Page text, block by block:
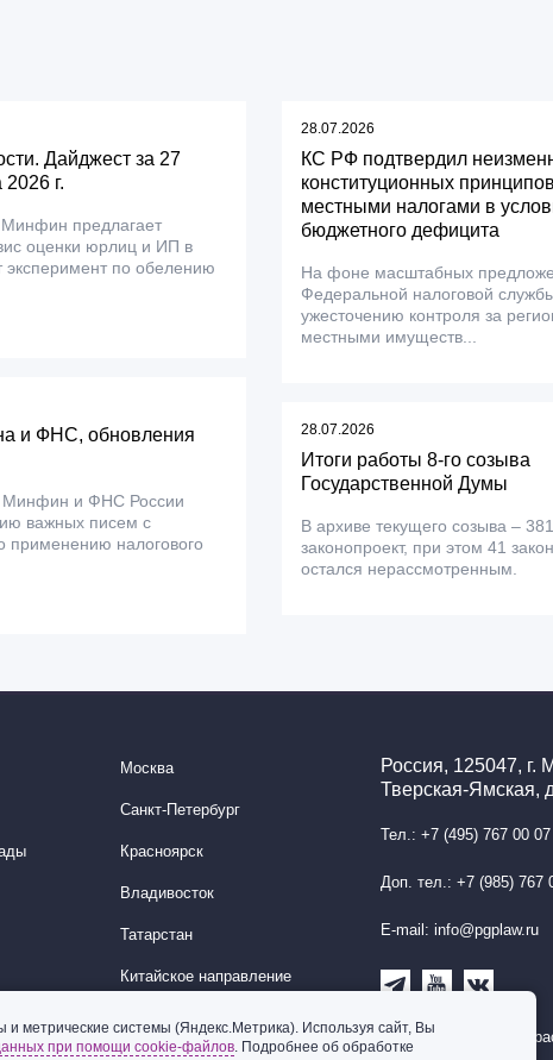
Дайджест за 27
г.
предлагает
оценки юрлиц и ИП в
эксперимент по обелению
и ФНС, обновления
Минфин и ФНС России
важных писем с
применению налогового
28.07.2026
КС РФ подтвердил
конституционных
местными налогами в
бюджетного дефицита
На фоне масштабных
Федеральной налоговой
ужесточению контроля за
местными имуществ...
28.07.2026
Итоги работы 8-го созыва
Государственной Думы
В архиве текущего созыва –
законопроект, при этом 41
остался нерассмотренным.
Москва
Санкт-Петербург
Красноярск
Владивосток
Татарстан
Китайское направление
Корейское направление
Россия, 125047, г.
Тверская-Ямская,
Тел.: +7 (495) 767 00 07
Доп. тел.: +7 (985) 767
E-mail: info@pgplaw.ru
Подписаться на
метрические системы (Яндекс.Метрика). Используя сайт, Вы
при помощи cookie-файлов. Подробнее об обработке